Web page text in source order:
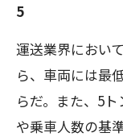
5
運送業界におい
ら、車両には最
らだ。また、5
や乗車人数の基